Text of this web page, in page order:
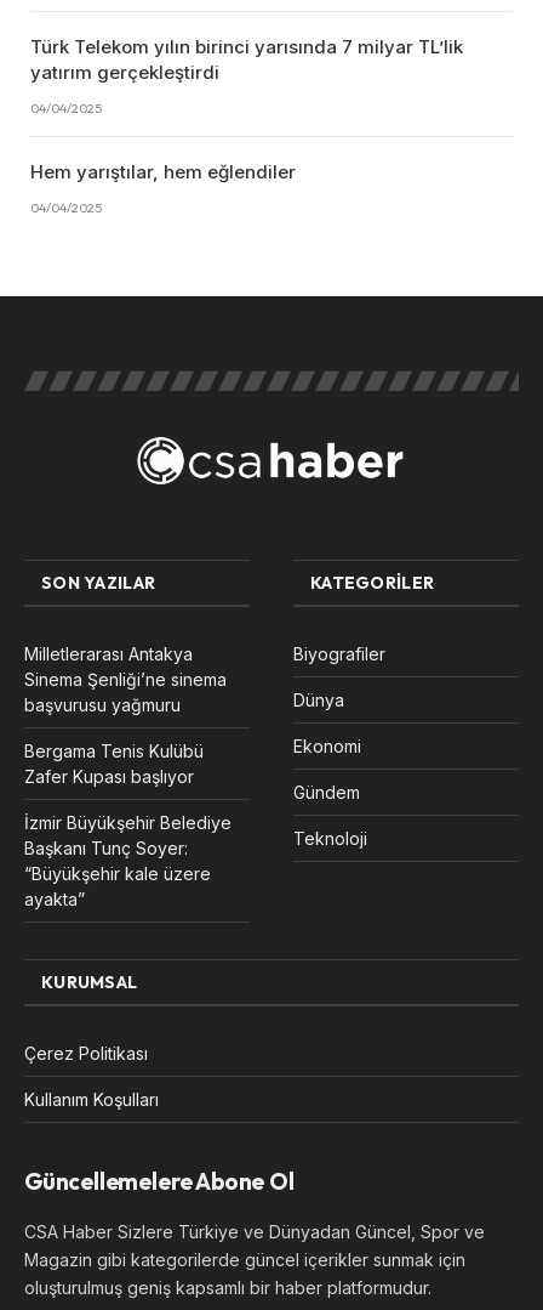
Türk Telekom yılın birinci yarısında 7 milyar TL’lik
yatırım gerçekleştirdi
04/04/2025
Hem yarıştılar, hem eğlendiler
04/04/2025
SON YAZILAR
Milletlerarası Antakya
Sinema Şenliği’ne sinema
başvurusu yağmuru
Bergama Tenis Kulübü
Zafer Kupası başlıyor
İzmir Büyükşehir Belediye
Başkanı Tunç Soyer:
“Büyükşehir kale üzere
ayakta”
KATEGORILER
Biyografiler
Dünya
Ekonomi
Gündem
Teknoloji
KURUMSAL
Çerez Politikası
Kullanım Koşulları
Güncellemelere Abone Ol
CSA Haber Sizlere Türkiye ve Dünyadan Güncel, Spor ve
Magazin gibi kategorilerde güncel içerikler sunmak için
oluşturulmuş geniş kapsamlı bir haber platformudur.